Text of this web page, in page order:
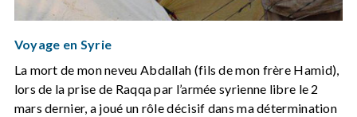
Voyage en Syrie
La mort de mon neveu Abdallah (fils de mon frère Hamid),
lors de la prise de Raqqa par l’armée syrienne libre le 2
mars dernier, a joué un rôle décisif dans ma détermination